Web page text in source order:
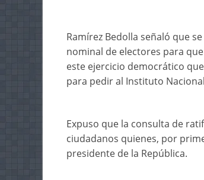
Ramírez Bedolla señaló que
nominal de electores para
este ejercicio democrático
para pedir al Instituto
Expuso que la consulta de
ciudadanos quienes, por
presidente de la República.